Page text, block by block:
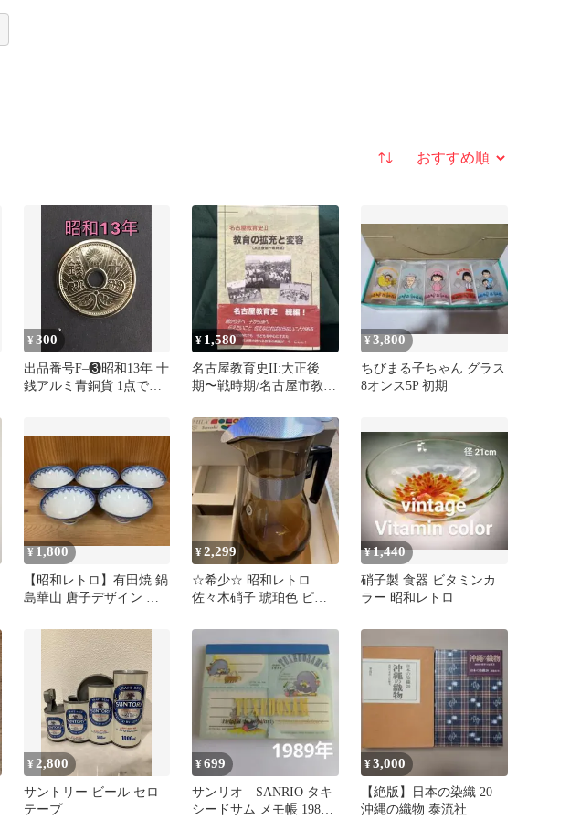
並び替え
¥300
出品番号F–❸昭和13年 十
銭アルミ青銅貨 1点で
¥ 1,580
名古屋教育史II:大正後
期〜戦時期/名古屋市教育
¥3,800
ちびまる子ちゃん グラス
8オンス5P 初期
¥ 1,800
【昭和レトロ】有田焼 鍋
島華山 唐子デザイン 茶
¥2,299
☆希少☆ 昭和レトロ
佐々木硝子 琥珀色 ピッ
シ－ル付
¥1,440
硝子製 食器 ビタミンカ
ラー 昭和レトロ
¥ 2,800
サントリー ビール セロ
テープ
¥699
サンリオ SANRIO タキ
シードサム メモ帳 1989
¥3,000
【絶版】日本の染織 20
沖縄の織物 泰流社